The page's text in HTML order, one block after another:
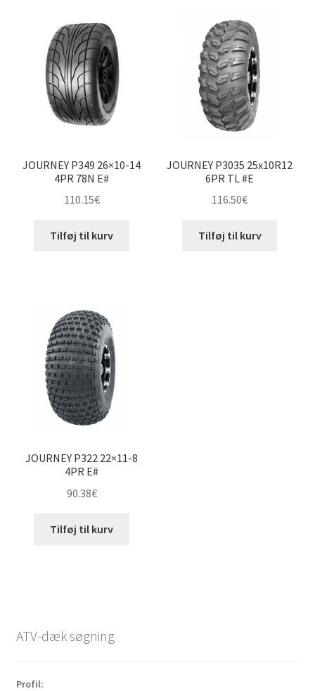
JOURNEY P349 26×10-14
4PR 78N E#
110.15€
Tilføj til kurv
JOURNEY P3035 25x10R12
6PR TL #E
116.50€
Tilføj til kurv
JOURNEY P322 22×11-8
4PR E#
90.38€
Tilføj til kurv
ATV-dæk søgning
Profil: